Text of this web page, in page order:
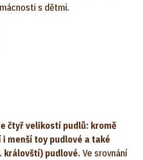
s dětmi.
čtyř velikostí pudlů: kromě
menší toy pudlové a také
královští) pudlové. Ve srovnání